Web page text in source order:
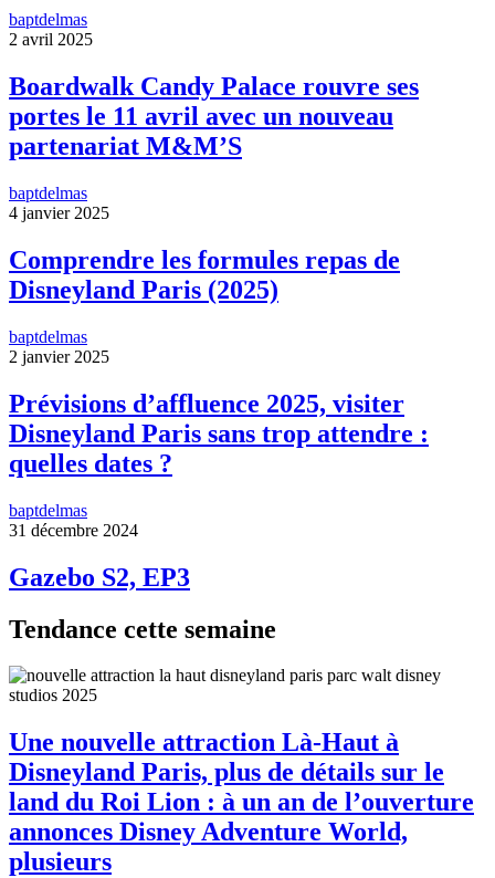
baptdelmas
2 avril 2025
Boardwalk Candy Palace rouvre ses
portes le 11 avril avec un nouveau
partenariat M&M’S
baptdelmas
4 janvier 2025
Comprendre les formules repas de
Disneyland Paris (2025)
baptdelmas
2 janvier 2025
Prévisions d’affluence 2025, visiter
Disneyland Paris sans trop attendre :
quelles dates ?
baptdelmas
31 décembre 2024
Gazebo S2, EP3
Tendance cette semaine
Une nouvelle attraction Là-Haut à
Disneyland Paris, plus de détails sur le
land du Roi Lion : à un an de l’ouverture
annonces Disney Adventure World,
plusieurs